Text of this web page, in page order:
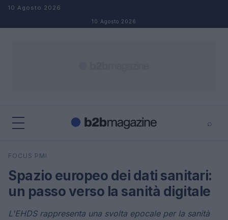
Salta al contenuto
10 Agosto 2026
10 Agosto 2026
⌕
Cerca
FOCUS PMI
Spazio europeo dei dati sanitari:
un passo verso la sanità digitale
L'EHDS rappresenta una svolta epocale per la sanità